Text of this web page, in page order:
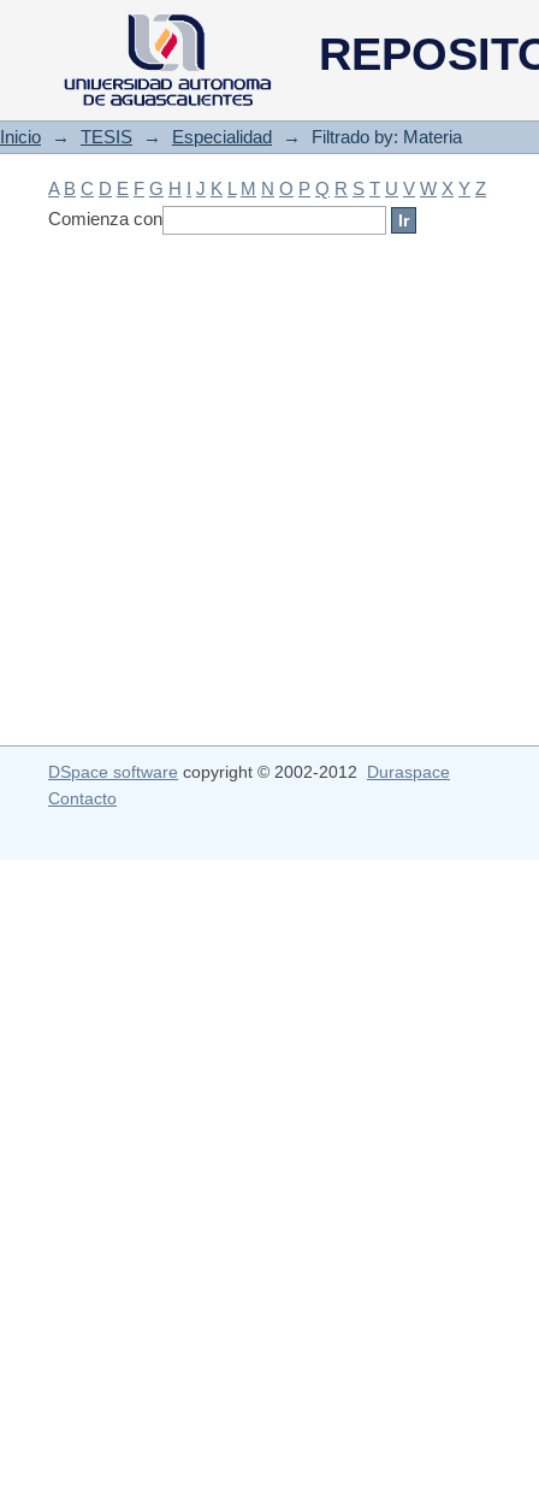
Filtrado by: Materia
Inicio → TESIS → Especialidad → Filtrado by: Materia
A B C D E F G H I J K L M N O P Q R S T U V W X Y Z
Comienza con
DSpace software copyright © 2002-2012 Duraspace
Contacto